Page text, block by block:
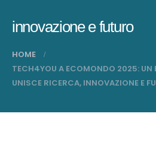
innovazione e futuro
HOME
TECH4YOU A ECOMONDO 2025: UN
UNISCE RICERCA, INNOVAZIONE E